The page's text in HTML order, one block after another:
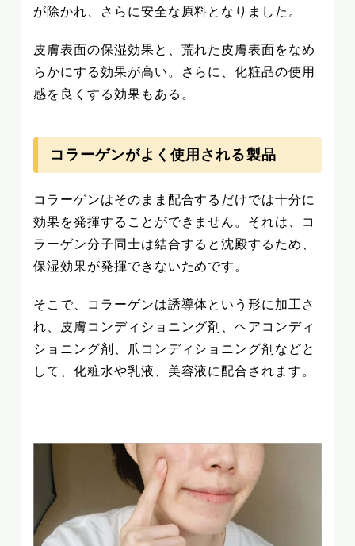
が除かれ、さらに安全な原料となりました。
皮膚表面の保湿効果と、荒れた皮膚表面をなめ
らかにする効果が高い。さらに、化粧品の使用
感を良くする効果もある。
コラーゲンがよく使用される製品
コラーゲンはそのまま配合するだけでは十分に
効果を発揮することができません。それは、コ
ラーゲン分子同士は結合すると沈殿するため、
保湿効果が発揮できないためです。
そこで、コラーゲンは誘導体という形に加工さ
れ、皮膚コンディショニング剤、ヘアコンディ
ショニング剤、爪コンディショニング剤などと
して、化粧水や乳液、美容液に配合されます。